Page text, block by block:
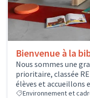
Bienvenue à la
Nous sommes une
prioritaire, classée
élèves et accueillons
Environnement et